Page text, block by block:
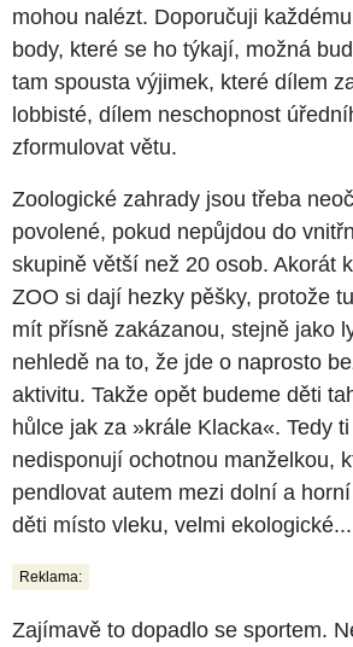
mohou nalézt. Doporučuji
body, které se ho týkají, možná
tam spousta výjimek, které dílem
lobbisté, dílem neschopnost
zformulovat větu.
Zoologické zahrady jsou třeba
povolené, pokud nepůjdou do
skupině větší než 20 osob. Akorát
ZOO si dají hezky pěšky, protože
mít přísně zakázanou, stejně jako
nehledě na to, že jde o naprosto
aktivitu. Takže opět budeme děti
hůlce jak za »krále Klacka«. Tedy
nedisponují ochotnou manželkou,
pendlovat autem mezi dolní a
děti místo vleku, velmi ekologické...
Reklama:
Zajímavě to dopadlo se sportem.